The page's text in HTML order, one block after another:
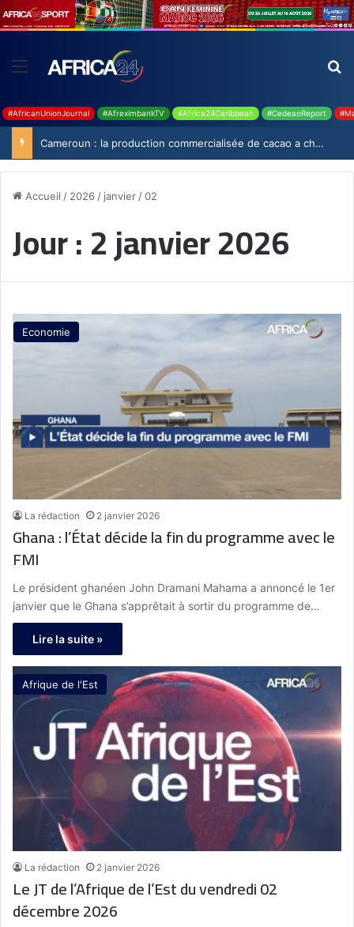
#AfricanUnionJournal #AfreximbankTV #Africa24Caribbean #CedeaoReport
Cameroun : la production commercialisée de cacao a chuté de 19,9% durant la saison 2025-2026
Accueil / 2026 / janvier /02
Jour :2 janvier 2026
Economie
La rédaction 2 janvier 2026
Ghana : l’État décide la fin du programme avec le
FMI
Le président ghanéen John Dramani Mahama a annoncé le 1er
janvier que le Ghana s’apprêtait à sortir du programme de…
Lire la suite »
Afrique de l'Est
La rédaction 2 janvier 2026
Le JT de l’Afrique de l’Est du vendredi 02
décembre 2026